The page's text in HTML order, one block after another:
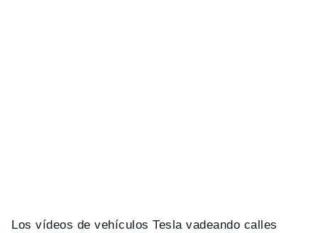
Los vídeos de vehículos Tesla vadeando calles